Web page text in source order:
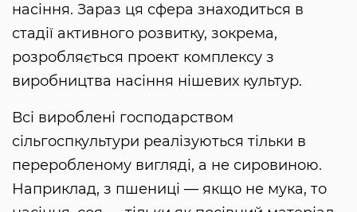
насіння. Зараз ця сфера знаходиться в
стадії активного розвитку, зокрема,
розробляється проект комплексу з
виробництва насіння нішевих культур.
Всі вироблені господарством
сільгоспкультури реалізуються тільки в
переробленому вигляді, а не сировиною.
Наприклад, з пшениці — якщо не мука, то